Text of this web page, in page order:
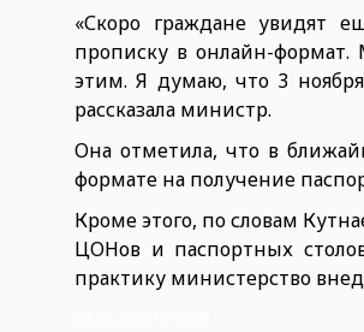
«Скоро граждане увидят
прописку в онлайн-
этим. Я думаю, что 3
рассказала министр.
Она отметила, что в
формате на получение
Кроме этого, по словам
ЦОНов и паспортных
практику министерство